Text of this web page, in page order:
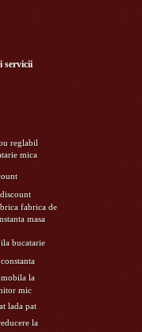
servicii
reglabil
mica
discount
fabrica de
masa
bucatarie
mobila la
mic
lada pat
la